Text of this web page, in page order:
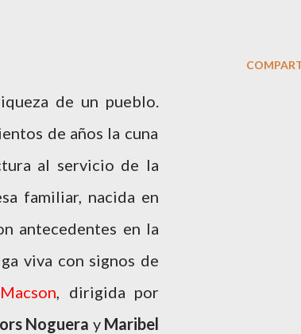
de un pueblo.
de años la cuna
al servicio de la
familiar, nacida en
antecedentes en la
viva con signos de
Macson, dirigida por
Noguera y Maribel